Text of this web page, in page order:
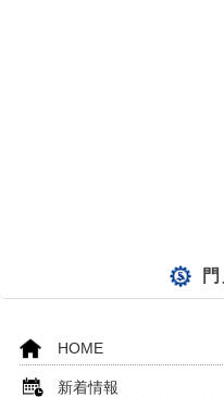
HOME
新着情報